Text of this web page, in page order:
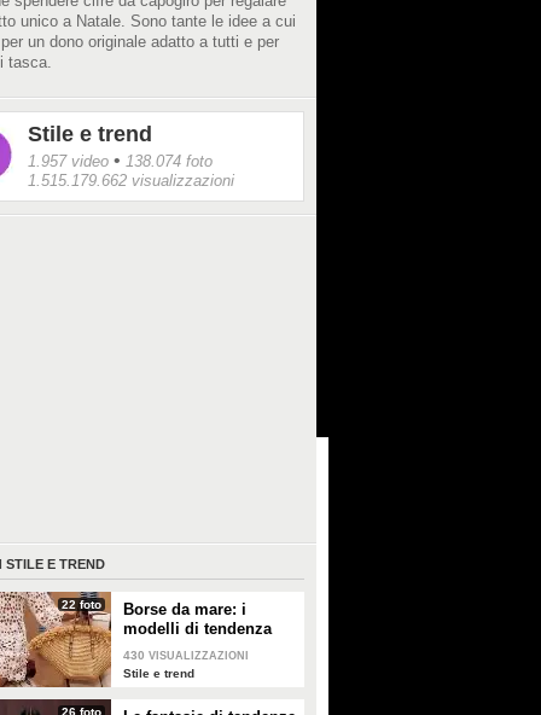
unico a Natale. Sono tante le idee a cui
un dono originale adatto a tutti e per
tasca.
Stile e trend
1.957 video • 138.074 foto
1.515.179.662 visualizzazioni
STILE E TREND
22 foto
Borse da mare: i
modelli di tendenza
per l'estate 2026
430 VISUALIZZAZIONI
Stile e trend
26 foto